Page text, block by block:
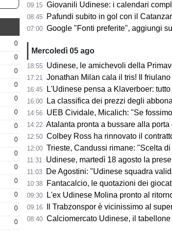
0
0
0
0
0
0
0
0
0
0
0
0
0
0
09:15 Giovanili Udinese: i calendari
08:45 Pafundi subito in gol con il Catanzaro: il classe 2006
07:00 Google "Fonti preferite", aggiungi subito
Mercoledì 05 ago
18:55 Udinese, le amichevoli della
17:21 Jonathan Milan cala il tris! Il friulano vince la
16:45 L'Udinese pensa a Klaverboer:
16:00 La classifica dei prezzi degli abbonamenti di
14:56 UEB Cividale, Micalich: "Se fossimo saliti, Marangon
14:22 Atalanta pronta a bussare alla porta
12:50 Colbey Ross ha rinnovato il
12:00 Trieste, Candussi rimane: "Scelta di
11:31 Udinese, martedì 18 agosto la
11:03 De Agostini: "Udinese squadra valida. Mi
10:38 Fantacalcio, le quotazioni dei giocatori
09:30 L'ex Udinese Molina pronto al ritorno in
09:16 Il Trabzonspor è vicinissimo al super
08:40 Calciomercato Udinese, il tabellone